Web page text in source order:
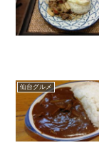
仙台グルメ